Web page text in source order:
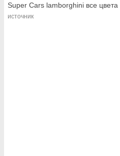
Super Cars lamborghini все
источник